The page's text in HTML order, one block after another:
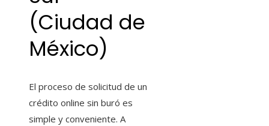
(Ciudad de
México)
El proceso de solicitud de un
crédito online sin buró es
simple y conveniente. A